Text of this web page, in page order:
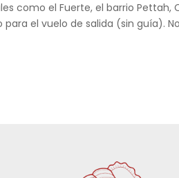
como el Fuerte, el barrio Pettah,
el vuelo de salida (sin guía).